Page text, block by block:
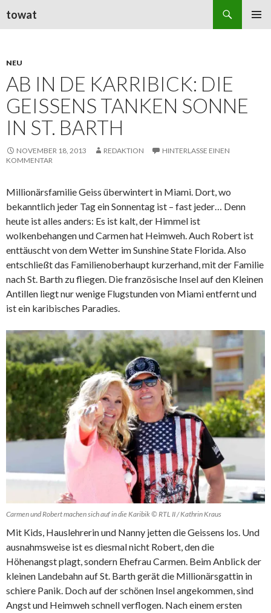
towat
NEU
AB IN DE KARRIBICK: DIE
GEISSENS TANKEN SONNE
IN ST. BARTH
NOVEMBER 18, 2013 REDAKTION
HINTERLASSE EINEN
KOMMENTAR
Millionärsfamilie Geiss überwintert in Miami. Dort, wo
bekanntlich jeder Tag ein Sonnentag ist – fast jeder… Denn
heute ist alles anders: Es ist kalt, der Himmel ist
wolkenbehangen und Carmen hat Heimweh. Auch Robert ist
enttäuscht von dem Wetter im Sunshine State Florida. Also
entschließt das Familienoberhaupt kurzerhand, mit der Familie
nach St. Barth zu fliegen. Die französische Insel auf den Kleinen
Antillen liegt nur wenige Flugstunden von Miami entfernt und
ist ein karibisches Paradies.
Carmen und Robert machen sich auf in die Karibik © RTL II / Kathrin Kraus
Mit Kids, Hauslehrerin und Nanny jetten die Geissens los. Und
ausnahmsweise ist es diesmal nicht Robert, den die
Höhenangst plagt, sondern Ehefrau Carmen. Beim Anblick der
kleinen Landebahn auf St. Barth gerät die Millionärsgattin in
schiere Panik. Doch auf der schönen Insel angekommen, sind
Angst und Heimweh schnell verflogen. Nach einem ersten